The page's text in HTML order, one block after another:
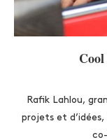
Rafik Lahlou,
projets et